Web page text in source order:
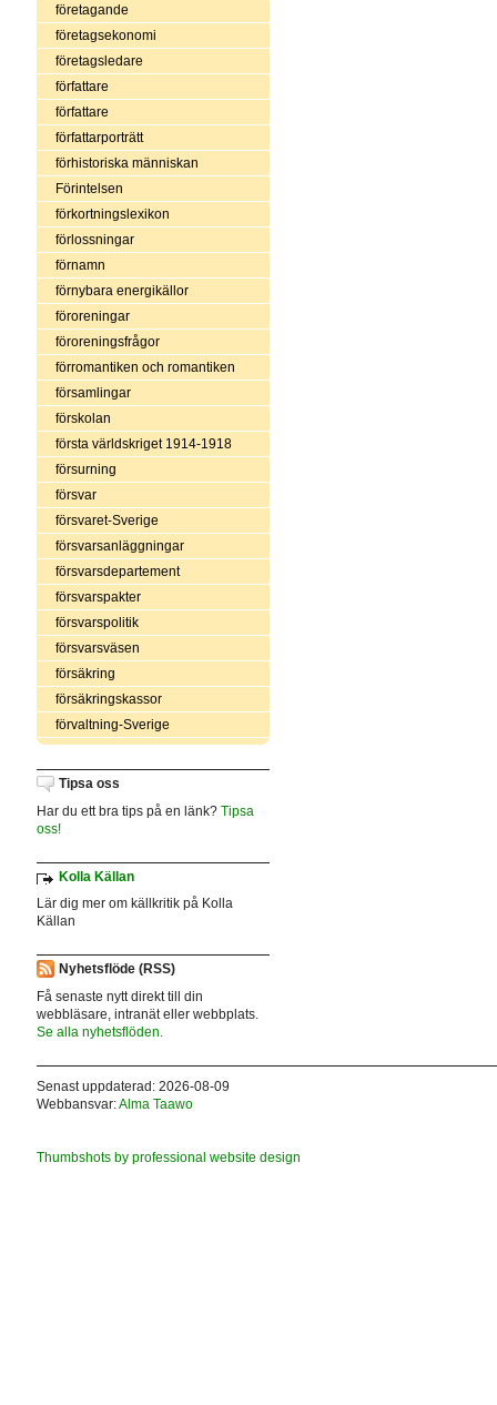
företagande
företagsekonomi
företagsledare
författare
författare
författarporträtt
förhistoriska människan
Förintelsen
förkortningslexikon
förlossningar
förnamn
förnybara energikällor
föroreningar
föroreningsfrågor
förromantiken och romantiken
församlingar
förskolan
första världskriget 1914-1918
försurning
försvar
försvaret-Sverige
försvarsanläggningar
försvarsdepartement
försvarspakter
försvarspolitik
försvarsväsen
försäkring
försäkringskassor
förvaltning-Sverige
Tipsa oss
Har du ett bra tips på en länk? Tipsa
oss!
Kolla Källan
Lär dig mer om källkritik på Kolla
Källan
Nyhetsflöde (RSS)
Få senaste nytt direkt till din
webbläsare, intranät eller webbplats.
Se alla nyhetsflöden.
Senast uppdaterad: 2026-08-09
Webbansvar:Alma Taawo
Thumbshots by professional website design